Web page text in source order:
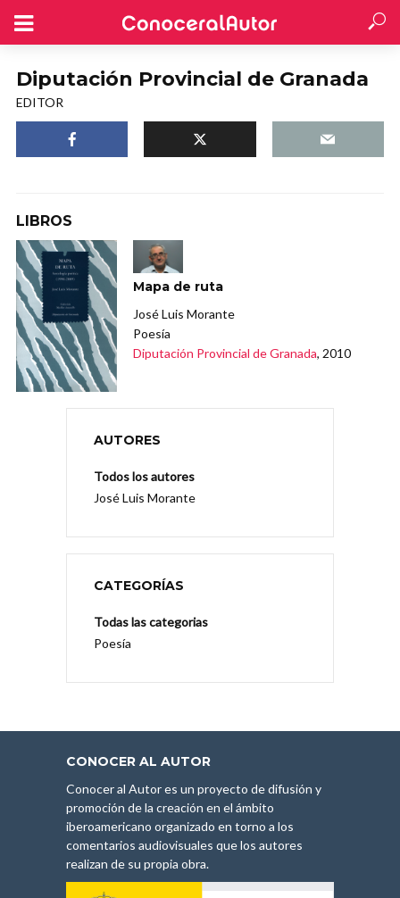
Diputación Provincial de Granada
EDITOR
LIBROS
Mapa de ruta
José Luis Morante
Poesía
Diputación Provincial de Granada, 2010
AUTORES
Todos los autores
José Luis Morante
CATEGORÍAS
Todas las categorias
Poesía
CONOCER AL AUTOR
Conocer al Autor es un proyecto de difusión y
promoción de la creación en el ámbito
iberoamericano organizado en torno a los
comentarios audiovisuales que los autores
realizan de su propia obra.